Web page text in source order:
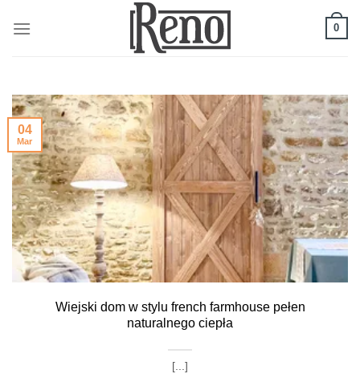
0
Wiejski dom w stylu french farmhouse pełen
naturalnego ciepła
[...]
04
Mar